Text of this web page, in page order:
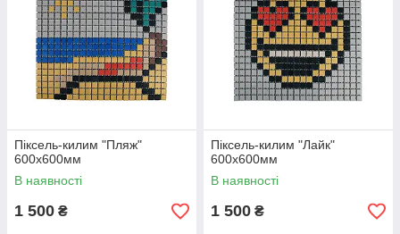
Піксель-килим "Пляж"
600х600мм
В наявності
1 500 ₴
Піксель-килим "Лайк"
600х600мм
В наявності
1 500 ₴